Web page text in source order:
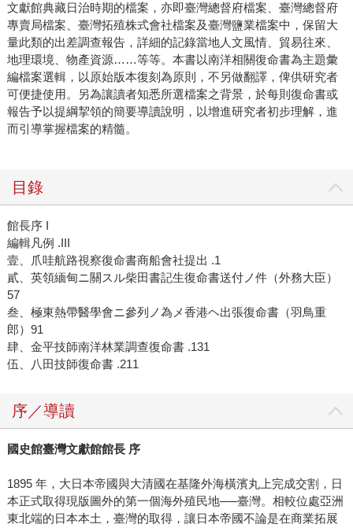
文獻館典藏日治時期的檔案，亦即臺灣總督府檔案、臺灣總督府
專賣局檔案、臺灣拓殖株式會社檔案及臺灣鹽業檔案中，保留大
量此類的出差調查報告，詳細的記錄當地人文風情、貿易往來、
地理環境、物產資源……等等。本書以南洋相關復命書為主題彙
編檔案選輯，以原始版本復刻為原則，不另做翻譯，俾供研究者
可便捷使用。另為讓讀者知悉所選檔案之背景，於每則復命書或
報告予以提綱挈領的簡要導讀說明，以增進研究者初步理解，進
而引導掌握檔案的精髓。
目錄
館長序 I
編輯凡例 .III
壹、爪哇航路視察復命書商船會社提出 .1
貳、英領緬甸ニ關スル柴田書記生復命書送付ノ件（外務大臣）
57
叁、極東熱帶醫學會ニ參列ノ為メ香港ヘ出張復命書（羽鳥重
郎）91
肆、金平技師南洋林業調查復命書 .131
伍、八田技師復命書 .211
序／導讀
國史館臺灣文獻館館長 序
1895 年，大日本帝國與大清國在基隆外海橫濱丸上完成交割，日
本正式取得現版圖外的第一個海外殖民地──臺灣。相較位處亞洲
東北端的日本本土，臺灣的取得，讓日本帝國不論是在商業拓展